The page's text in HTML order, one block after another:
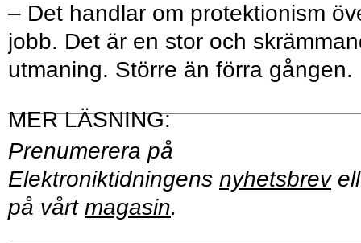
– Det handlar om protektionism
jobb. Det är en stor och
utmaning. Större än förra gången.
Prenumerera på
Elektroniktidningens nyhetsbrev
på vårt magasin.